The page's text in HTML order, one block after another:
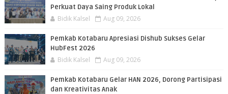
Perkuat Daya Saing Produk Lokal
Bidik Kalsel Aug 09, 2026
Pemkab Kotabaru Apresiasi Dishub Sukses Gelar
HubFest 2026
Bidik Kalsel Aug 09, 2026
Pemkab Kotabaru Gelar HAN 2026, Dorong Partisipasi
dan Kreativitas Anak